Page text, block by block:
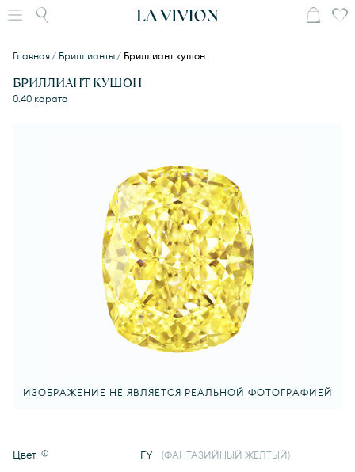
Главная Бриллианты Бриллиант кушон
БРИЛЛИАНТ КУШОН
0.40 карата
ИЗОБРАЖЕНИЕ НЕ ЯВЛЯЕТСЯ РЕАЛЬНОЙ ФОТОГРАФИЕЙ
Цвет FY (ФАНТАЗИЙНЫЙ ЖЕЛТЫЙ)